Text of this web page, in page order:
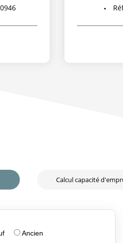
Calcul capacité